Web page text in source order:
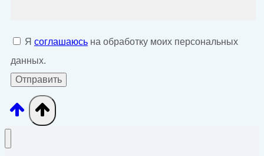
Я соглашаюсь на обработку моих персональных
данных.